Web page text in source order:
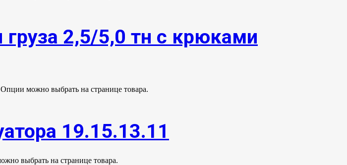
2,5/5,0 тн с крюками
можно выбрать на странице товара.
19.15.13.11
выбрать на странице товара.